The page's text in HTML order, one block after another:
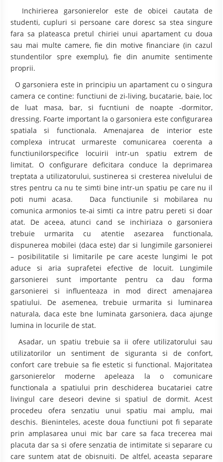
Inchirierea garsonierelor este de obicei cautata de
studenti, cupluri si persoane care doresc sa stea singure
fara sa plateasca pretul chiriei unui apartament cu doua
sau mai multe camere, fie din motive financiare (in cazul
stundentilor spre exemplu), fie din anumite sentimente
proprii.
O garsoniera este in principiu un apartament cu o singura
camera ce contine: functiuni de zi-living, bucatarie, baie, loc
de luat masa, bar, si fucntiuni de noapte -dormitor,
dressing. Foarte important la o garsoniera este configurarea
spatiala si functionala. Amenajarea de interior este
complexa intrucat urmareste comunicarea coerenta a
functiunilorspecifice locuirii intr-un spatiu extrem de
limitat. O configurare deficitara conduce la deprimarea
treptata a utilizatorului, sustinerea si cresterea nivelului de
stres pentru ca nu te simti bine intr-un spatiu pe care nu il
poti numi acasa. Daca functiunile si mobilarea nu
comunica armonios te-ai simti ca intre patru pereti si doar
atat. De aceea, atunci cand se inchiriaza o garsoniera
trebuie urmarita cu atentie asezarea functionala,
dispunerea mobilei (daca este) dar si lungimile garsonierei
– posibilitatile si limitarile pe care aceste lungimi le pot
aduce si aria suprafetei efective de locuit. Lungimile
garsonierei sunt importante pentru ca dau forma
garsonierei si influenteaza in mod direct amenajarea
spatiului. De asemenea, trebuie urmarita si luminarea
naturala, daca este bne luminata garsoniera, daca ajunge
lumina in locurile de stat.
Asadar, un spatiu trebuie sa ii ofere utilizatorului sau
utilizatorilor un sentiment de siguranta si de confort,
confort care trebuie sa fie estetic si functional. Majoritatea
garsonierelor moderne apeleaza la o comunicare
functionala a spatiului prin deschiderea bucatariei catre
livingul care deseori devine si spatiul de dormit. Acest
procedeu ofera senzatiu unui spatiu mai amplu, mai
deschis. Bieninteles, aceste doua functiuni pot fi separate
prin amplasarea unui mic bar care sa faca trecerea mai
placuta dar sa si ofere senzatia de intimitate si separare cu
care suntem atat de obisnuiti. De altfel, aceasta separare